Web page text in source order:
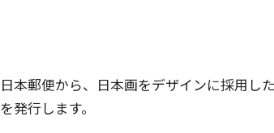
日本郵便から、日本画をデザインに採用した
を発行します。